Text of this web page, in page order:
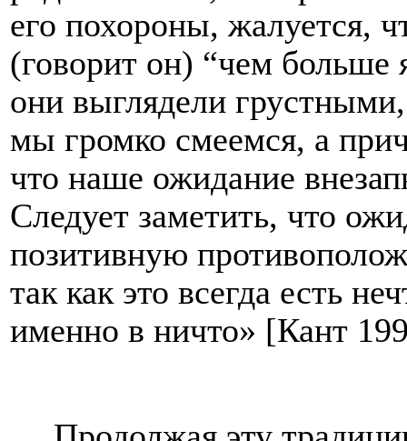
его похороны, жалуется,
(говорит он) “чем
они выглядели
мы громко смеемся, а
что наше ожидание
Следует заметить, что
позитивную
так как это всегда есть
именно в ничто» [Кант